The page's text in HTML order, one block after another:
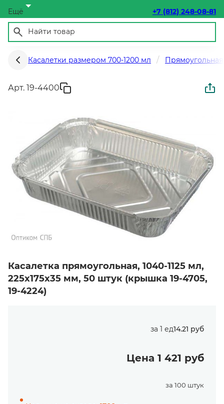
Ещё +7 (812) 248-08-81
Касалетки размером 700-1200 мл
Арт. 19-4400
Касалетка прямоугольная, 1040-1125 мл,
225х175х35 мм, 50 штук (крышка 19-4705,
19-4224)
за 1 ед14.21 руб
Цена 1 421 руб
за 100 штук